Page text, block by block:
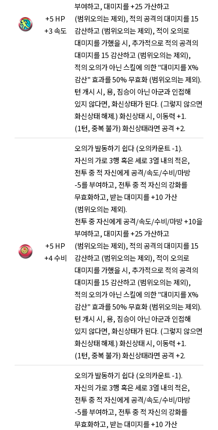
+5 HP
+3 속도
부여하고, 대미지를 +25 가산하고
(범위오의는 제외), 적의 공격의 대미지를 15
감산하고 (범위오의는 제외), 적이 오의로
대미지를 가했을 시, 추가적으로 적의 공격의
대미지를 15 감산하고 (범위오의는 제외),
적의 오의가 아닌 스킬에 의한 "대미지를 X%
감산" 효과를 50% 무효화 (범위오의는 제외).
턴 개시 시, 용, 짐승이 아닌 아군과 인접해
있지 않다면, 화신상태가 된다. (그렇지 않으면
화신상태 해제.) 화신상태 시, 이동력 +1.
(1턴, 중복 불가) 화신상태라면 공격 +2.
+5 HP
+4 수비
오의가 발동하기 쉽다 (오의카운트 -1).
자신의 가로 3행 혹은 세로 3열 내의 적은,
전투 중 적 자신에게 공격/속도/수비/마방
-5를 부여하고, 전투 중 적 자신의 강화를
무효화하고, 받는 대미지를 +10 가산
(범위오의는 제외).
전투 중 자신에게 공격/속도/수비/마방 +10을
부여하고, 대미지를 +25 가산하고
(범위오의는 제외), 적의 공격의 대미지를 15
감산하고 (범위오의는 제외), 적이 오의로
대미지를 가했을 시, 추가적으로 적의 공격의
대미지를 15 감산하고 (범위오의는 제외),
적의 오의가 아닌 스킬에 의한 "대미지를 X%
감산" 효과를 50% 무효화 (범위오의는 제외).
턴 개시 시, 용, 짐승이 아닌 아군과 인접해
있지 않다면, 화신상태가 된다. (그렇지 않으면
화신상태 해제.) 화신상태 시, 이동력 +1.
(1턴, 중복 불가) 화신상태라면 공격 +2.
오의가 발동하기 쉽다 (오의카운트 -1).
자신의 가로 3행 혹은 세로 3열 내의 적은,
전투 중 적 자신에게 공격/속도/수비/마방
-5를 부여하고, 전투 중 적 자신의 강화를
무효화하고, 받는 대미지를 +10 가산